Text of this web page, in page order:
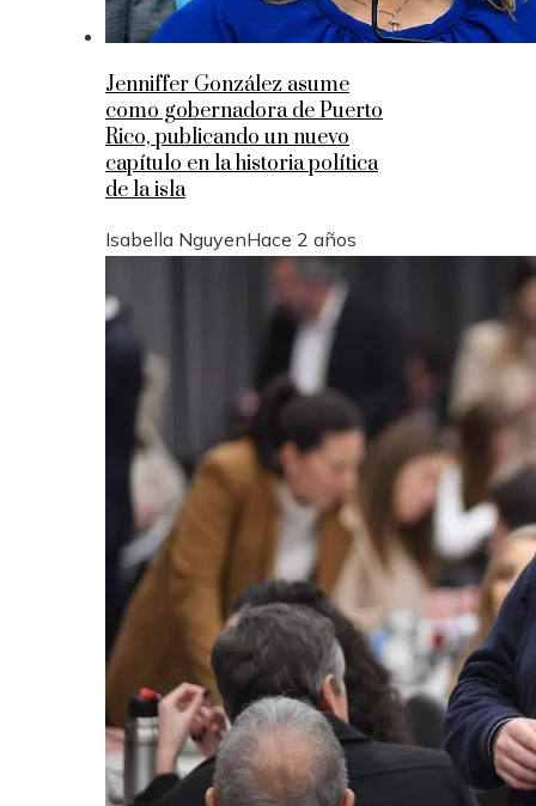
Jenniffer González asume
como gobernadora de Puerto
Rico, publicando un nuevo
capítulo en la historia política
de la isla
Isabella NguyenHace 2 años